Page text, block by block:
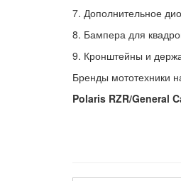
7. Дополнительное
8. Бампера для
9. Кронштейны и
Бренды мототехники
Polaris RZR/General